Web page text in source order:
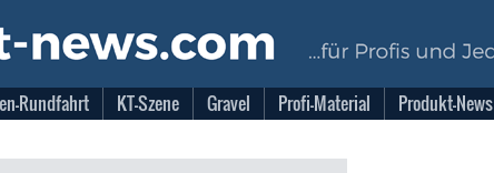
Rundfahrt KT-Szene Gravel Profi-Material Produkt-News